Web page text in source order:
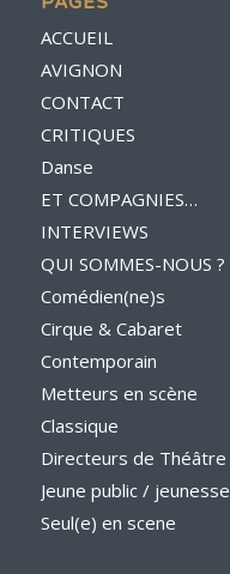
ACCUEIL
AVIGNON
CONTACT
CRITIQUES
Danse
ET COMPAGNIES…
INTERVIEWS
QUI SOMMES-NOUS ?
Comédien(ne)s
Cirque & Cabaret
Contemporain
Metteurs en scène
Classique
Directeurs de Théâtre
Jeune public / jeunesse
Seul(e) en scene